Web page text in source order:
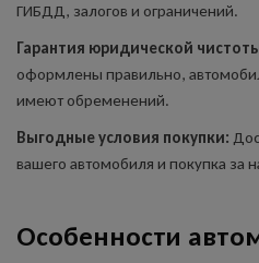
ГИБДД, залогов и ограничений.
Гарантия юридической
оформлены правильно,
имеют обременений.
Выгодные условия покупки:
вашего автомобиля и покупка за
Особенности